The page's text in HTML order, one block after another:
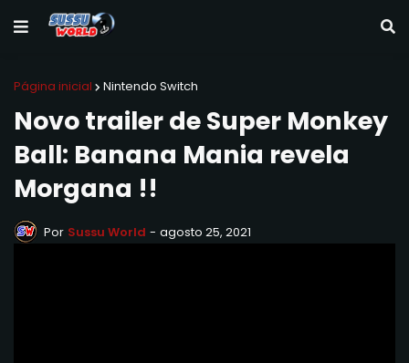
Página inicial Nintendo Switch
Novo trailer de Super Monkey
Ball: Banana Mania revela
Morgana !!
Por Sussu World - agosto 25, 2021